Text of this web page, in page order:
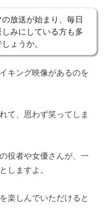
放送が始まり、毎日
みにしている方も多
ょうか。
キング映像があるのを
て、思わず笑ってしま
役者や女優さんが、一
しますよ。
楽しんでいただけると